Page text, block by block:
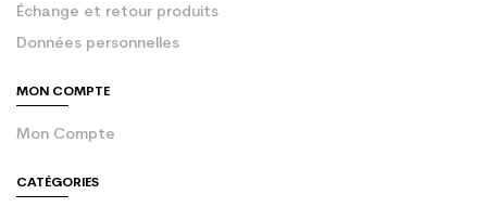
Échange et retour produits
Données personnelles
MON COMPTE
Mon Compte
CATÉGORIES